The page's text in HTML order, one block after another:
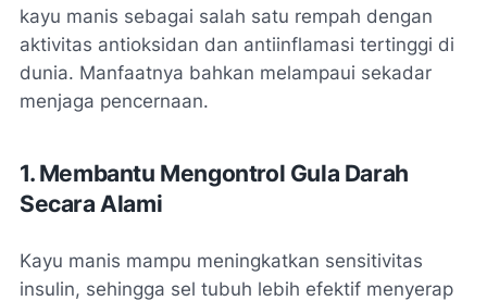
kayu manis sebagai salah satu rempah dengan
aktivitas antioksidan dan antiinflamasi tertinggi di
dunia. Manfaatnya bahkan melampaui sekadar
menjaga pencernaan.
1. Membantu Mengontrol Gula Darah
Secara Alami
Kayu manis mampu meningkatkan sensitivitas
insulin, sehingga sel tubuh lebih efektif menyerap